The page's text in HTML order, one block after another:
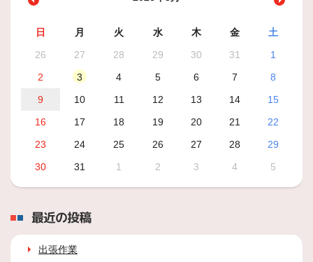
日 月 火 水 木 金
土
26
27 28 29 30 31
1
2
3 4 5 6 7
8
9
10 11 12 13 14
15
16
17 18 19 20 21
22
23
24 25 26 27 28
29
30
31 1 2 3 4 5
最近の投稿
出張作業